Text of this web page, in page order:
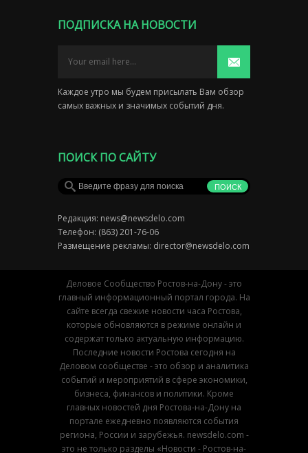
ПОДПИСКА НА НОВОСТИ
Каждое утро мы будем присылать Вам обзор
самых важных и значимых событий дня.
ПОИСК ПО САЙТУ
Редакция: news@newsdelo.com
Телефон: (863) 201-76-06
Размещение рекламы: director@newsdelo.com
Деловое Сообщество Ростов-на-Дону - это
главный информационный портал города. На
сайте всегда свежие новости часа Ростова,
которые обновляются в режиме онлайн и
содержат только актуальную информацию.
Последние новости Ростова сегодня на
Деловом сообществе - это обзор и аналитика
событий и мероприятий в сфере экономики,
бизнеса, финансов и политики. Кроме
главных новостей дня Ростова-на-Дону на
портале ежедневно появляются события
региона, России и зарубежья. newsdelo.com -
это не только разделы «Новости - Ростов-на-